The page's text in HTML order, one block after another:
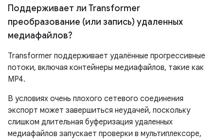
Поддерживает ли Transformer
преобразование (или запись) удаленных
медиафайлов?
Transformer поддерживает удалённые прогрессивные
потоки, включая контейнеры медиафайлов, такие как
MP4.
В условиях очень плохого сетевого соединения
экспорт может завершиться неудачей, поскольку
слишком длительная буферизация удаленных
медиафайлов запускает проверки в мультиплексоре,